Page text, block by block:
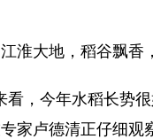
大地，稻谷飘香，
今年水稻长势很
家卢德清正仔细